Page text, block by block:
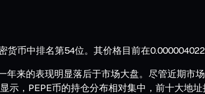
币中排名第54位。其价格目前在0.000004022
来的表现明显落后于市场大盘。尽管近期市
，PEPE币的持仓分布相对集中，前十大地